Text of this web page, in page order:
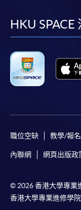
HKU
職位空缺 教學/報
內聯網 網頁出版政
© 2026 香港大學專業
香港大學專業進修學